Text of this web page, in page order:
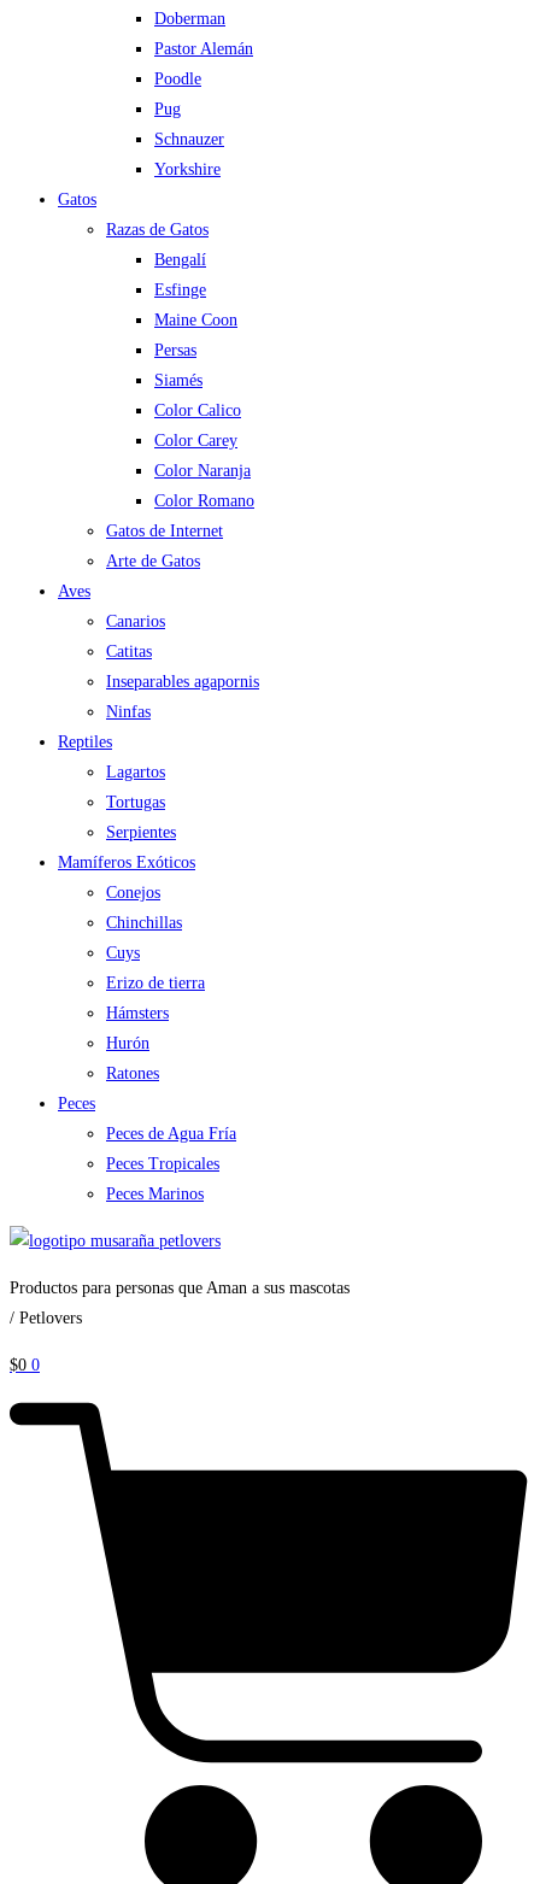
Doberman
Pastor Alemán
Poodle
Pug
Schnauzer
Yorkshire
Gatos
Razas de Gatos
Bengalí
Esfinge
Maine Coon
Persas
Siamés
Color Calico
Color Carey
Color Naranja
Color Romano
Gatos de Internet
Arte de Gatos
Aves
Canarios
Catitas
Inseparables agapornis
Ninfas
Reptiles
Lagartos
Tortugas
Serpientes
Mamíferos Exóticos
Conejos
Chinchillas
Cuys
Erizo de tierra
Hámsters
Hurón
Ratones
Peces
Peces de Agua Fría
Peces Tropicales
Peces Marinos
Productos para personas que Aman a sus mascotas
/ Petlovers
$0 0